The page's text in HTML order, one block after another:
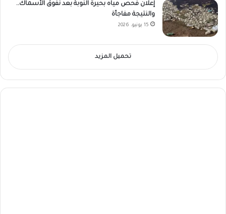
إعلان فحص مياه بحيرة النوبة بعد نفوق الأسماك..
والنتيجة مفاجأة
15 يونيو، 2026
تحميل المزيد